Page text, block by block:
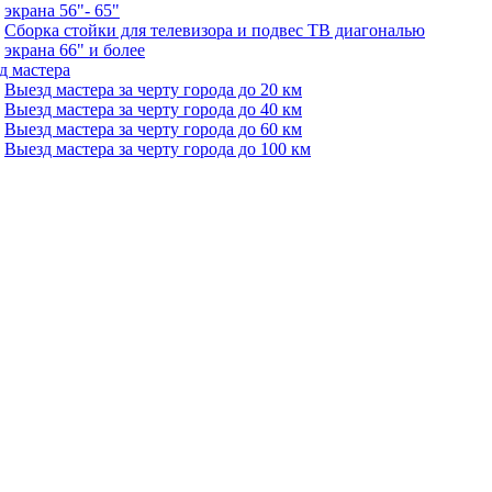
экрана 56"- 65"
Сборка стойки для телевизора и подвес ТВ диагональю
экрана 66" и более
мастера
Выезд мастера за черту города до 20 км
Выезд мастера за черту города до 40 км
Выезд мастера за черту города до 60 км
Выезд мастера за черту города до 100 км